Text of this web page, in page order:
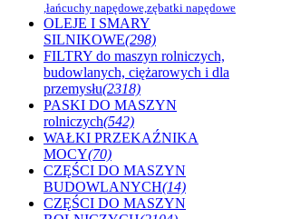
,łańcuchy napędowe,zębatki napędowe
OLEJE I SMARY
SILNIKOWE(298)
FILTRY do maszyn rolniczych,
budowlanych, ciężarowych i dla
przemysłu(2318)
PASKI DO MASZYN
rolniczych(542)
WAŁKI PRZEKAŹNIKA
MOCY(70)
CZĘŚCI DO MASZYN
BUDOWLANYCH(14)
CZĘŚCI DO MASZYN